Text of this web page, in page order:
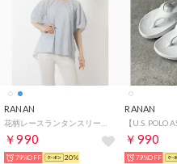
RANAN
￥990
79%OFF 20%
RANAN
￥990
79%OFF